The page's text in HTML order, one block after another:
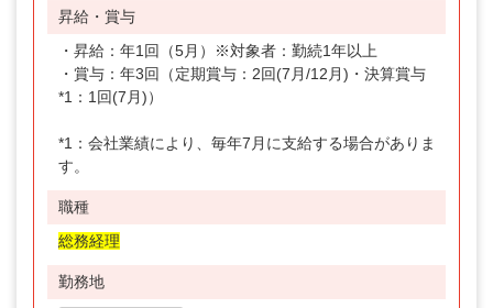
昇給・賞与
・昇給：年1回（5月）※対象者：勤続1年以上
・賞与：年3回（定期賞与：2回(7月/12月)・決算賞与
*1：1回(7月)）
*1：会社業績により、毎年7月に支給する場合がありま
す。
職種
総務経理
勤務地